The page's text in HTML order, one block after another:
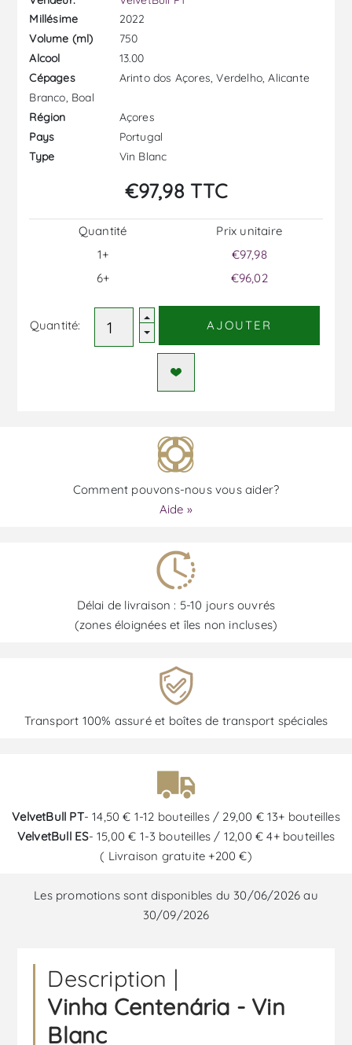
Millésime
2022
Volume (ml)
750
Alcool
13.00
Cépages
Arinto dos Açores, Verdelho, Alicante
Branco, Boal
Région
Açores
Pays
Portugal
Type
Vin Blanc
€97,98 TTC
Quantité
1+
6+
Prix ​​unitaire
€97,98
€96,02
Quantité: AJOUTER
Comment pouvons-nous vous aider?
Aide »
Délai de livraison : 5-10 jours ouvrés
(zones éloignées et îles non incluses)
Transport 100% assuré et boîtes de transport spéciales
VelvetBull PT- 14,50 € 1-12 bouteilles / 29,00 € 13+ bouteilles
VelvetBull ES- 15,00 € 1-3 bouteilles / 12,00 € 4+ bouteilles
( Livraison gratuite +200 €)
Les promotions sont disponibles du 30/06/2026 au
30/09/2026
Description |
Vinha Centenária - Vin
Blanc